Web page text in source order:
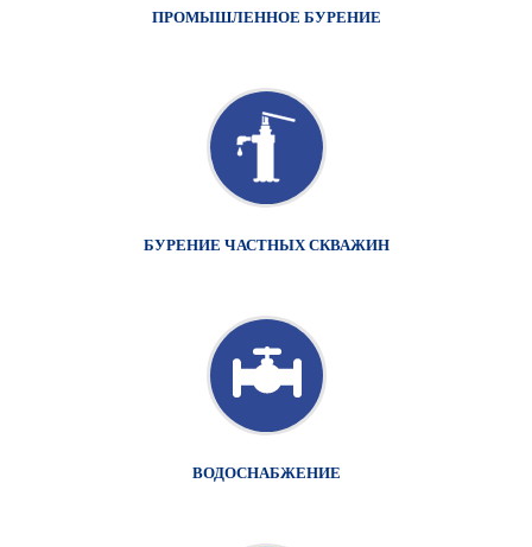
ПРОМЫШЛЕННОЕ БУРЕНИЕ
БУРЕНИЕ ЧАСТНЫХ СКВАЖИН
ВОДОСНАБЖЕНИЕ